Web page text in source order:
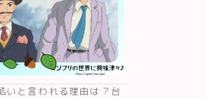
いと言われる理由は？台